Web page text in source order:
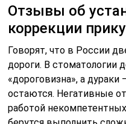
Отзывы об
коррекции
Говорят, что в России
дороги. В стоматологии
«дороговизна», а
остаются. Негативные
работой